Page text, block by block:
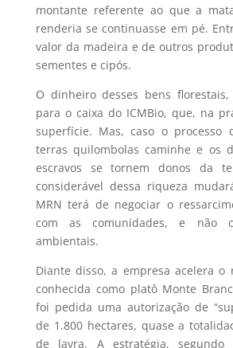
montante referente ao que a
renderia se continuasse em pé.
valor da madeira e de outros
sementes e cipós.
O dinheiro desses bens
para o caixa do ICMBio, que, na
superfície. Mas, caso o processo
terras quilombolas caminhe e os
escravos se tornem donos da
considerável dessa riqueza
MRN terá de negociar o
com as comunidades, e não
ambientais.
Diante disso, a empresa acelera o
conhecida como platô Monte
foi pedida uma autorização de
de 1.800 hectares, quase a
de lavra. A estratégia, segundo